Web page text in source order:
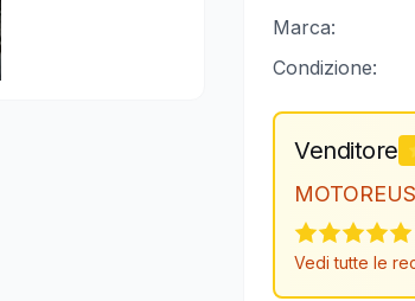
Marca:
Condizione:
Venditore
Vedi tutte le